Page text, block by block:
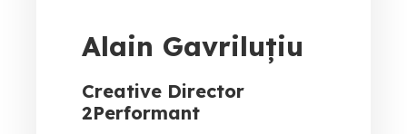
Alain Gavriluțiu
Creative Director
2Performant